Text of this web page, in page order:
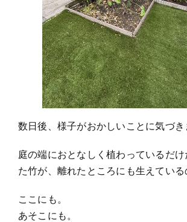
数日後、様子がおかしいことに気づき
庭の端におとなしく植わっているだ
た竹が、離れたところにも生えている
ここにも。
あそこにも。